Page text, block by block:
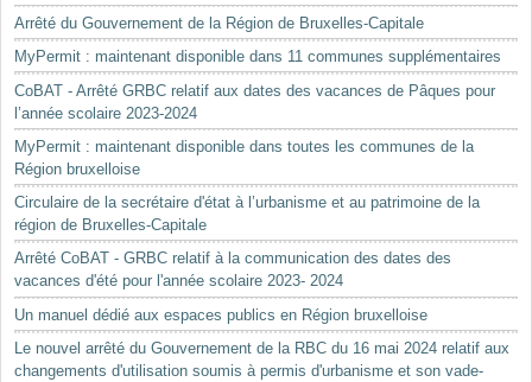
Arrêté du Gouvernement de la Région de Bruxelles-Capitale
MyPermit : maintenant disponible dans 11 communes supplémentaires
CoBAT - Arrêté GRBC relatif aux dates des vacances de Pâques pour
l’année scolaire 2023-2024
MyPermit : maintenant disponible dans toutes les communes de la
Région bruxelloise
Circulaire de la secrétaire d'état à l’urbanisme et au patrimoine de la
région de Bruxelles-Capitale
Arrêté CoBAT - GRBC relatif à la communication des dates des
vacances d'été pour l'année scolaire 2023- 2024
Un manuel dédié aux espaces publics en Région bruxelloise
Le nouvel arrêté du Gouvernement de la RBC du 16 mai 2024 relatif aux
changements d'utilisation soumis à permis d'urbanisme et son vade-